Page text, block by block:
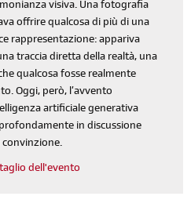
visiva. Una fotografia
offrire qualcosa di più di una
rappresentazione: appariva
traccia diretta della realtà, una
qualcosa fosse realmente
Oggi, però, l’avvento
artificiale generativa
in discussione
convinzione.
dell'evento